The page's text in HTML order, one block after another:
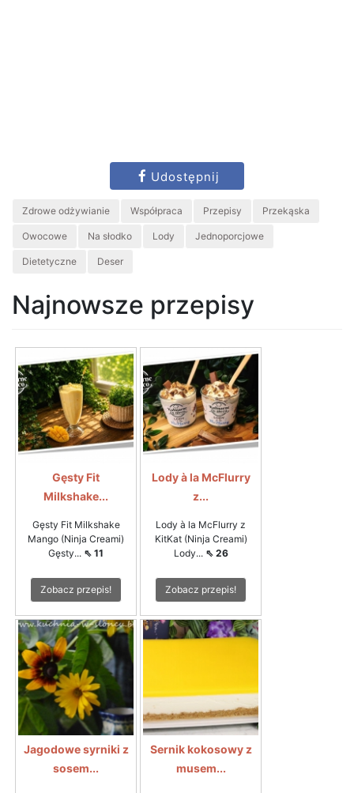
Udostępnij
Zdrowe odżywianie Współpraca Przepisy Przekąska
Owocowe Na słodko Lody Jednoporcjowe
Dietetyczne Deser
Najnowsze przepisy
Gęsty Fit
Milkshake...
Gęsty Fit Milkshake
Mango (Ninja Creami)
Gęsty... ⇖ 11
Zobacz przepis!
Lody à la McFlurry
z...
Lody à la McFlurry z
KitKat (Ninja Creami)
Lody... ⇖ 26
Zobacz przepis!
Jagodowe syrniki z
sosem...
Sernik kokosowy z
musem...